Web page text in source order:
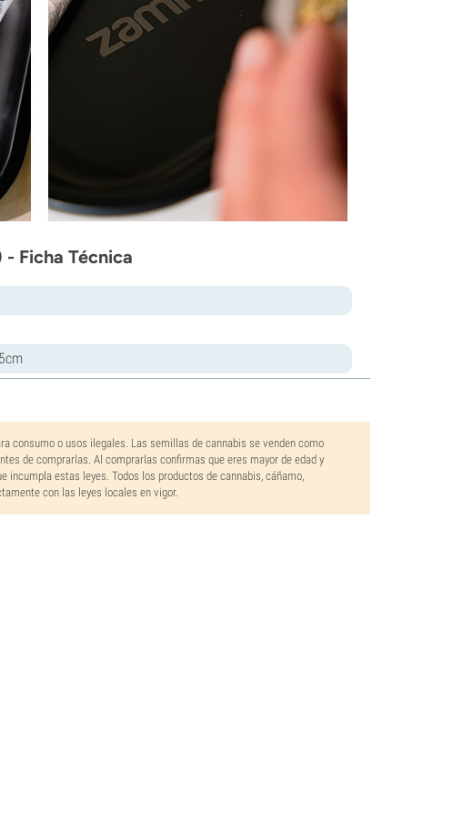
Ficha Técnica
consumo o usos ilegales. Las semillas de cannabis se venden como
de comprarlas. Al comprarlas confirmas que eres mayor de edad y
incumpla estas leyes. Todos los productos de cannabis, cáñamo,
con las leyes locales en vigor.